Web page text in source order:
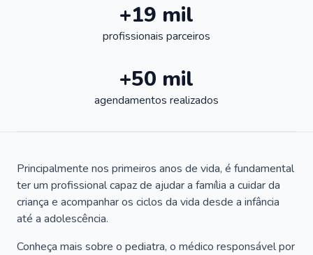
+19 mil
profissionais parceiros
+50 mil
agendamentos realizados
Principalmente nos primeiros anos de vida, é fundamental
ter um profissional capaz de ajudar a família a cuidar da
criança e acompanhar os ciclos da vida desde a infância
até a adolescência.
Conheça mais sobre o pediatra, o médico responsável por